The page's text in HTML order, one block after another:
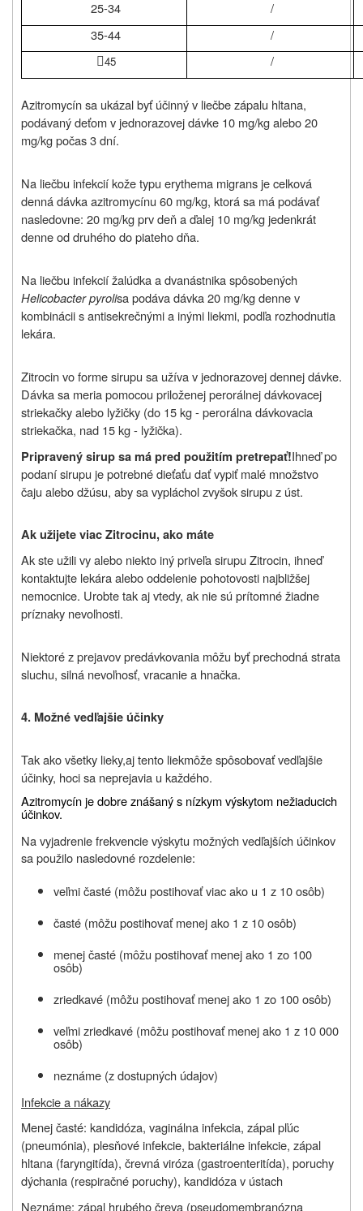
25-34
/
35-44
/
45 /
Azitromycín sa ukázal byť účinný v liečbe zápalu hltana,
podávaný deťom v jednorazovej dávke 10 mg/kg alebo 20
mg/kg počas 3 dní.
Na liečbu infekcií kože typu erythema migrans je celková
denná dávka azitromycínu 60 mg/kg, ktorá sa má podávať
nasledovne: 20 mg/kg prv deň a ďalej 10 mg/kg jedenkrát
denne od druhého do piateho dňa.
Na liečbu infekcií žalúdka a dvanástnika spôsobených
Helicobacter pyrolisa podáva dávka 20 mg/kg denne v
kombinácii s antisekrečnými a inými liekmi, podľa rozhodnutia
lekára.
Zitrocin vo forme sirupu sa užíva v jednorazovej dennej dávke.
Dávka sa meria pomocou priloženej perorálnej dávkovacej
striekačky alebo lyžičky (do 15 kg - perorálna dávkovacia
striekačka, nad 15 kg - lyžička).
Pripravený sirup sa má pred použitím pretrepať!Ihneď po
podaní sirupu je potrebné dieťaťu dať vypiť malé množstvo
čaju alebo džúsu, aby sa vypláchol zvyšok sirupu z úst.
Ak užijete viac Zitrocinu, ako máte
Ak ste užili vy alebo niekto iný priveľa sirupu Zitrocin, ihneď
kontaktujte lekára alebo oddelenie pohotovosti najbližšej
nemocnice. Urobte tak aj vtedy, ak nie sú prítomné žiadne
príznaky nevoľnosti.
Niektoré z prejavov predávkovania môžu byť prechodná strata
sluchu, silná nevoľnosť, vracanie a hnačka.
4. Možné vedľajšie účinky
Tak ako všetky lieky,aj tento liekmôže spôsobovať vedľajšie
účinky, hoci sa neprejavia u každého.
Azitromycín je dobre znášaný s nízkym výskytom nežiaducich
účinkov.
Na vyjadrenie frekvencie výskytu možných vedľajších účinkov
sa použilo nasledovné rozdelenie:
veľmi časté (môžu postihovať viac ako u 1 z 10 osôb)
časté (môžu postihovať menej ako 1 z 10 osôb)
menej časté (môžu postihovať menej ako 1 zo 100
osôb)
zriedkavé (môžu postihovať menej ako 1 zo 100 osôb)
veľmi zriedkavé (môžu postihovať menej ako 1 z 10 000
osôb)
neznáme (z dostupných údajov)
Infekcie a nákazy
Menej časté: kandidóza, vaginálna infekcia, zápal pľúc
(pneumónia), plesňové infekcie, bakteriálne infekcie, zápal
hltana (faryngitída), črevná viróza (gastroenteritída), poruchy
dýchania (respiračné poruchy), kandidóza v ústach
Neznáme: zápal hrubého čreva (pseudomembranózna